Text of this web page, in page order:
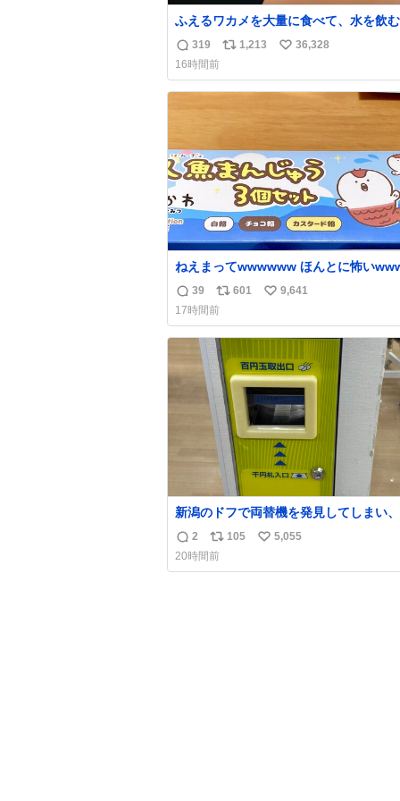
ふえるワカメを大量に食べて、水を飲
なかは膨らむ・・・・！？ ⚠️よい子は絶対マ
ネしないでね⚠️ #夏休みの自由研究
返
信
数
319
リ
ス
1,213
い
ね
36,328
16時間前
ねえまってwwwwww ほんとに怖い
人魚まんじゅう買ってきたから私も永
のちを…ぐへへ…と思いながら1つ食べ
奥歯欠けたんだけど！！！！？？？ しかもガ
ッツリ😭 まんじゅうだよ？？？？？？ ガリッ
て言ったから何？と思って口から出し
分の歯wwwwww セイレーンの呪い
返
信
数
39
リ
ポ
ス
ト
数
601
い
ね
数
9,641
17時間前
新潟のドフで両替機を発見してしまい
ず購入してしまい大阪に発送するイベ
発生
返
信
2
リ
ポ
105
い
5,055
20時間前